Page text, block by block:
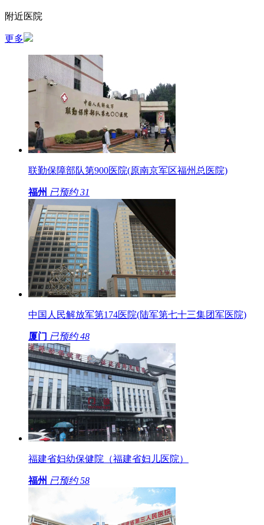
附近医院
更多
联勤保障部队第900医院(原南京军区福州总医院)
福州 已预约 31
中国人民解放军第174医院(陆军第七十三集团军医院)
厦门 已预约 48
福建省妇幼保健院（福建省妇儿医院）
福州 已预约 58